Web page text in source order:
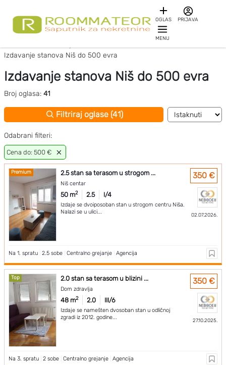
OGLAS PRIJAVA
MENU
Izdavanje stanova Niš do 500 evra
Izdavanje stanova Niš do 500 evra
Broj oglasa: 41
Filtriraj oglase (41)
Odabrani filteri:
Cena do: 500 €
Premium 2.5 stan sa terasom u strogom ...
Niš centar
50 m2 2.5 I/4
Izdaje se dvoiposoban stan u strogom centru Niša.
Nalazi se u ulici...
350 €
02.07.2026.
Na 1. spratu 2.5 sobe Centralno grejanje Agencija
Top 2.0 stan sa terasom u blizini ...
Dom zdravlja
48 m2 2.0 III/6
Izdaje se namešten dvosoban stan u odličnoj
zgradi iz 2012. godine...
350 €
27.10.2025.
Na 3. spratu 2 sobe Centralno grejanje Agencija